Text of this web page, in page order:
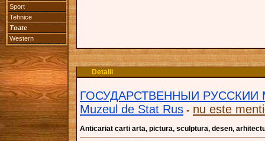
Sport
Tehnice
Toate
Western
Detalii
ГОСУДАРСТВЕННЫИ РУССКИИ
Muzeul de Stat Rus - nu este
Anticariat carti arta, pictura, sculptura, desen,